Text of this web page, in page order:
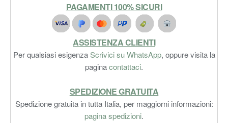
PAGAMENTI 100% SICURI
ASSISTENZA CLIENTI
Per qualsiasi esigenzaScrivici su WhatsApp, oppure visita la
paginacontattaci.
SPEDIZIONE GRATUITA
Spedizione gratuita in tutta Italia, per maggiorni informazioni:
pagina spedizioni.